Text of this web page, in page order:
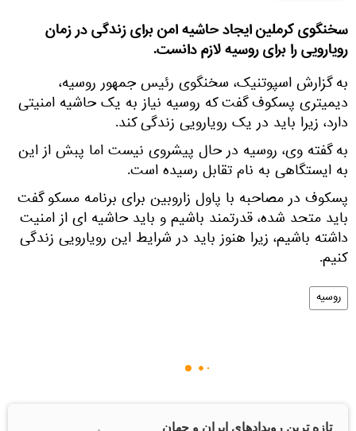
سخنگوی کرملین ایجاد حاشیه امن برای زندگی در زمان
رویارویی را برای روسیه لازم دانست.
به گزارش اسپوتنیک، سخنگوی رئیس جمهور روسیه،
دیمیتری پسکوف گفت که روسیه نیاز به یک حاشیه امنیتی
دارد، زیرا باید در یک رویارویی زندگی کند.
به گفته وی، روسیه در حال پیشروی نیست اما پبش از این
به ایستگاهی به نام تقابل رسیده است.
پسکوف در مصاحبه با پاول زاروبین برای برنامه مسکو گفت
باید متحد شده، قدرتمند باشیم و باید حاشیه ای از امنیت
داشته باشیم، زیرا هنوز باید در شرایط این رویارویی زندگی
کنیم.
روسیه